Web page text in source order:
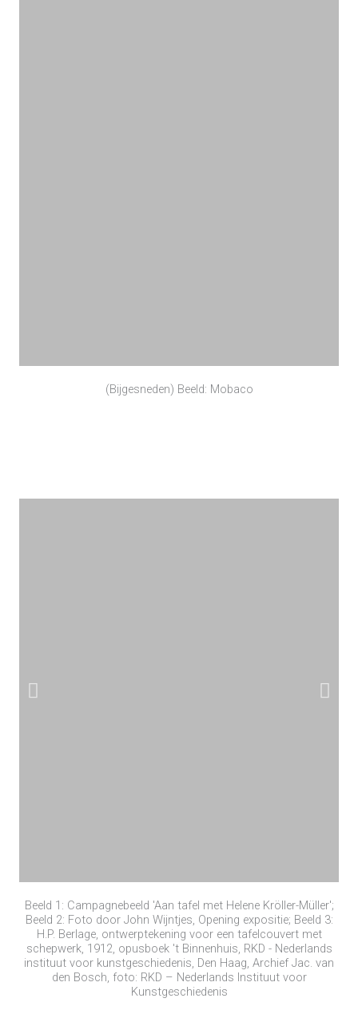
(Bijgesneden) Beeld: Mobaco
Beeld 1: Campagnebeeld 'Aan tafel met Helene Kröller-Müller';
Beeld 2: Foto door John Wijntjes, Opening expositie; Beeld 3:
H.P. Berlage, ontwerptekening voor een tafelcouvert met
schepwerk, 1912, opusboek 't Binnenhuis, RKD - Nederlands
instituut voor kunstgeschiedenis, Den Haag, Archief Jac. van
den Bosch, foto: RKD – Nederlands Instituut voor
Kunstgeschiedenis